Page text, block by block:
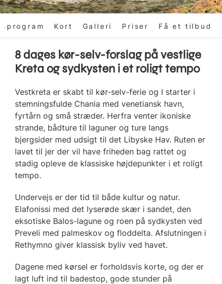
Kort Galleri Priser Få et tilbud
8 dages kør-selv-forslag på vestlige
Kreta og sydkysten i et roligt tempo
Vestkreta er skabt til kør-selv-ferie og I starter i
stemningsfulde Chania med venetiansk havn,
fyrtårn og små stræder. Herfra venter ikoniske
strande, bådture til laguner og ture langs
bjergsider med udsigt til det Libyske Hav. Ruten er
lavet til jer der vil have friheden bag rattet og
stadig opleve de klassiske højdepunkter i et roligt
tempo.
Undervejs er der tid til både kultur og natur.
Elafonissi med det lyserøde skær i sandet, den
eksotiske Balos-lagune og roen på sydkysten ved
Preveli med palmeskov og floddelta. Afslutningen i
Rethymno giver klassisk byliv ved havet.
Dagene med kørsel er forholdsvis korte, og der er
lagt luft ind til badestop, gode stunder på